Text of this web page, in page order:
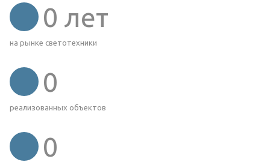
0 лет
на рынке светотехники
0
реализованных объектов
0